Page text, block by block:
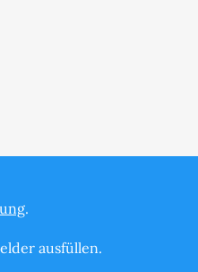
.
ausfüllen.